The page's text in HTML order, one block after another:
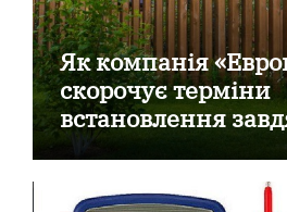
Як компанія
скорочує терміни
встановлення
готовим